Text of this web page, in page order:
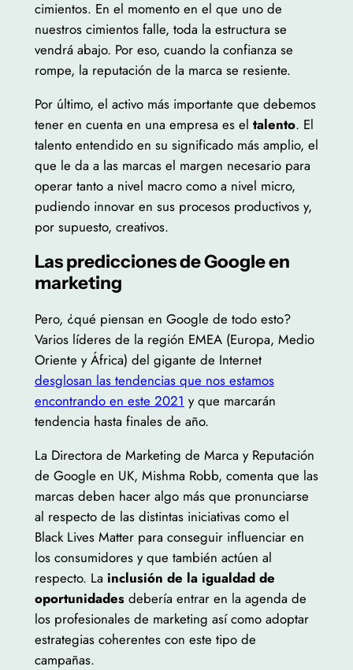
cimientos. En el momento en el que uno de
nuestros cimientos falle, toda la estructura se
vendrá abajo. Por eso, cuando la confianza se
rompe, la reputación de la marca se resiente.
Por último, el activo más importante que debemos
tener en cuenta en una empresa es el talento. El
talento entendido en su significado más amplio, el
que le da a las marcas el margen necesario para
operar tanto a nivel macro como a nivel micro,
pudiendo innovar en sus procesos productivos y,
por supuesto, creativos.
Las predicciones de Google en
marketing
Pero, ¿qué piensan en Google de todo esto?
Varios líderes de la región EMEA (Europa, Medio
Oriente y África) del gigante de Internet
desglosan las tendencias que nos estamos
encontrando en este 2021 y que marcarán
tendencia hasta finales de año.
La Directora de Marketing de Marca y Reputación
de Google en UK, Mishma Robb, comenta que las
marcas deben hacer algo más que pronunciarse
al respecto de las distintas iniciativas como el
Black Lives Matter para conseguir influenciar en
los consumidores y que también actúen al
respecto. La inclusión de la igualdad de
oportunidadesdebería entrar en la agenda de
los profesionales de marketing así como adoptar
estrategias coherentes con este tipo de
campañas.